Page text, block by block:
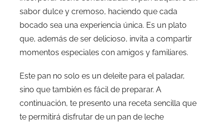
sabor dulce y cremoso, haciendo que cada
bocado sea una experiencia única. Es un plato
que, además de ser delicioso, invita a compartir
momentos especiales con amigos y familiares.
Este pan no solo es un deleite para el paladar,
sino que también es fácil de preparar. A
continuación, te presento una receta sencilla que
te permitirá disfrutar de un pan de leche